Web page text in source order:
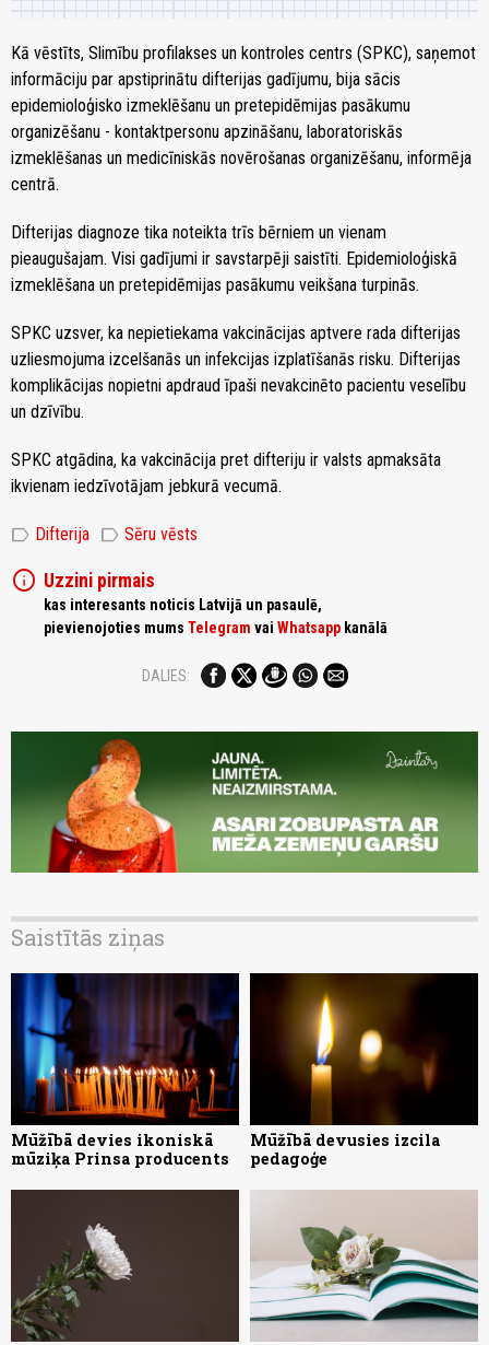
Kā vēstīts, Slimību profilakses un kontroles centrs (SPKC), saņemot
informāciju par apstiprinātu difterijas gadījumu, bija sācis
epidemioloģisko izmeklēšanu un pretepidēmijas pasākumu
organizēšanu - kontaktpersonu apzināšanu, laboratoriskās
izmeklēšanas un medicīniskās novērošanas organizēšanu, informēja
centrā.
Difterijas diagnoze tika noteikta trīs bērniem un vienam
pieaugušajam. Visi gadījumi ir savstarpēji saistīti. Epidemioloģiskā
izmeklēšana un pretepidēmijas pasākumu veikšana turpinās.
SPKC uzsver, ka nepietiekama vakcinācijas aptvere rada difterijas
uzliesmojuma izcelšanās un infekcijas izplatīšanās risku. Difterijas
komplikācijas nopietni apdraud īpaši nevakcinēto pacientu veselību
un dzīvību.
SPKC atgādina, ka vakcinācija pret difteriju ir valsts apmaksāta
ikvienam iedzīvotājam jebkurā vecumā.
label Difterija label Sēru vēsts
info Uzzini pirmais
kas interesants noticis Latvijā un pasaulē,
pievienojoties mums Telegram vai Whatsapp kanālā
DALIES:
Saistītās ziņas
Mūžībā devies ikoniskā
mūziķa Prinsa producents
Mūžībā devusies izcila
pedagoģe